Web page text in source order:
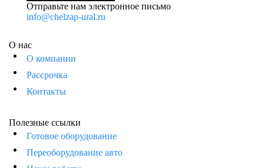
Отправьте нам электронное письмо
info@chelzap-ural.ru
О нас
О компании
Рассрочка
Контакты
Полезные ссылки
Готовое оборудование
Переоборудование авто